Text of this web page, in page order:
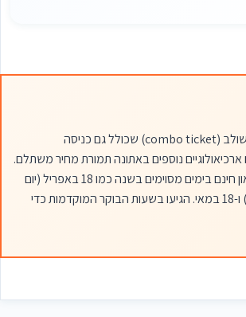
שקלו לרכוש כרטיס משולב (combo ticket) שכולל גם כניסה
ו-6 אתרים ארכיאולוגיים נוספים באתונה תמורת מחיר משתלם.
בנוסף, הכניסה למוזיאון חינם בימים מסוימים בשנה כמו 18 באפריל (יום
המוזיאונים הבינלאומי) ו-18 במאי. הגיעו בשעות הבוקר המוקדמות כדי